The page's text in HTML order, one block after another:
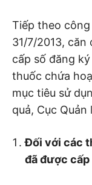
Tiếp theo
31/7/2013,
cấp số đăng
thuốc chứa
mục tiêu sử
quả, Cục Quản
Đối với các
đã được